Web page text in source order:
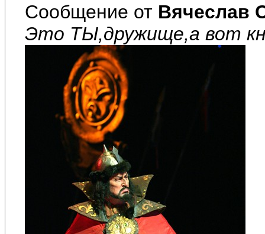
Сообщение от Вячеслав
Это ТЫ,дружище,а вот